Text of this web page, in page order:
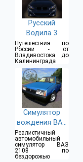
Русский
Водила 3
Путешествия по
России - от
Владивостока до
Калининграда
Симулятор
вождения ВАЗ
2108 SE
Реалистичный
автомобильный
симулятор ВАЗ
2108 по
бездорожью